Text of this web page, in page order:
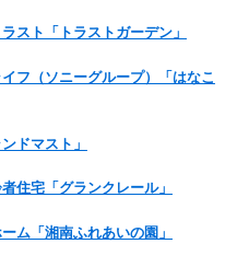
スト「トラストガーデン」
フ（ソニーグループ）「はなこ
ドマスト」
住宅「グランクレール」
ム「湘南ふれあいの園」